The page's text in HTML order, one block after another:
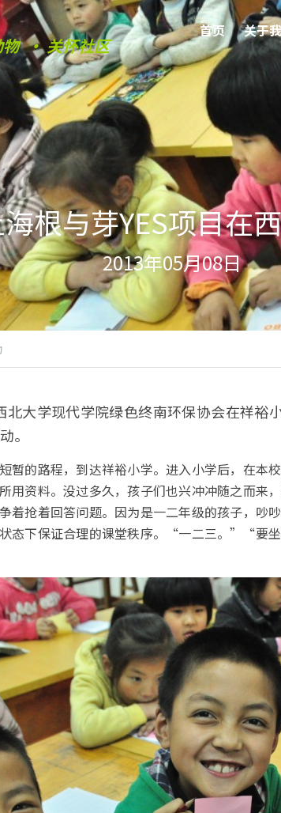
• 关怀社区
首页 关于
根与芽YES项目在
2013年05月08日
北大学现代学院绿色终南环保协会在祥
。
暂的路程，到达祥裕小学。进入小学后，在本
用资料。没过多久，孩子们也兴冲冲随之而来
着抢着回答问题。因为是一二年级的孩子，吵
态下保证合理的课堂秩序。“一二三。”“要